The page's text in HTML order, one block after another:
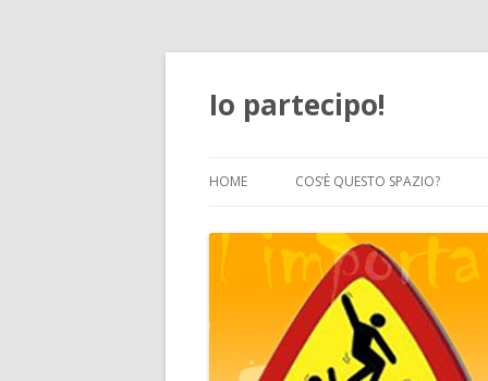
Io partecipo!
HOME COS’È QUESTO SPAZIO?